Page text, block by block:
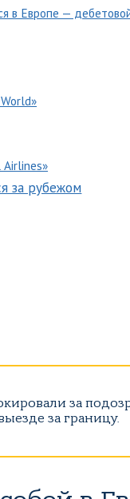
в Европе —
Airlines»
за рубежом
за
за границу.